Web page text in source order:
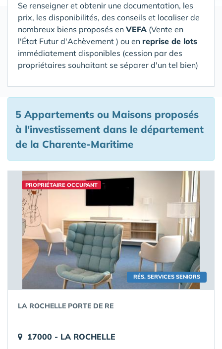
Se renseigner et obtenir une documentation, les
prix, les disponibilités, des conseils et localiser de
nombreux biens proposés en VEFA (Vente en
l'État Futur d'Achèvement ) ou en reprise de lots
immédiatement disponibles (cession par des
propriétaires souhaitant se séparer d'un tel bien)
5 Appartements ou Maisons proposés
à l'investissement dans le département
de la Charente-Maritime
RÉS. SERVICES SENIORS
PROPRIÉTAIRE OCCUPANT
LA ROCHELLE PORTE DE RE
17000 - LA ROCHELLE